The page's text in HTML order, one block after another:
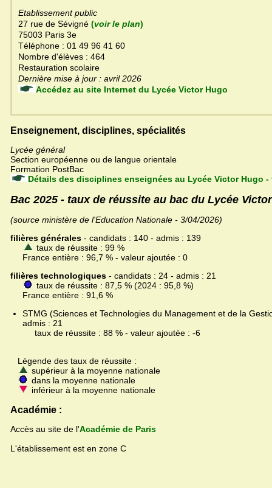
Etablissement public
27 rue de Sévigné (voir le plan)
75003 Paris 3e
Téléphone : 01 49 96 41 60
Nombre d'élèves : 464
Restauration scolaire
Dernière mise à jour : avril 2026
Accédez au site Internet du Lycée Victor Hugo
Enseignement, disciplines, spécialités
Lycée général
Section européenne ou de langue orientale
Formation PostBac
Détails des disciplines enseignées au Lycée Victor Hugo -
Bac 2025 - taux de réussite au bac du Lycée
(source ministère de l'Education Nationale - 3/04/2026)
filières générales - candidats : 140 - admis : 139
taux de réussite : 99 %
France entière : 96,7 % - valeur ajoutée : 0
filières technologiques - candidats : 24 - admis : 21
taux de réussite : 87,5 % (2024 : 95,8 %)
France entière : 91,6 %
STMG (Sciences et Technologies du Management et de la
admis : 21
taux de réussite : 88 % - valeur ajoutée : -6
Légende des taux de réussite :
supérieur à la moyenne nationale
dans la moyenne nationale
inférieur à la moyenne nationale
Académie :
Accès au site de l'Académie de Paris
L'établissement est en zone C